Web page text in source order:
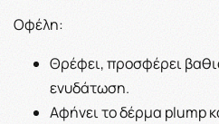
Οφέλη:
Θρέφει, προσφέρει
ενυδάτωση.
Αφήνει το δέρμα plump